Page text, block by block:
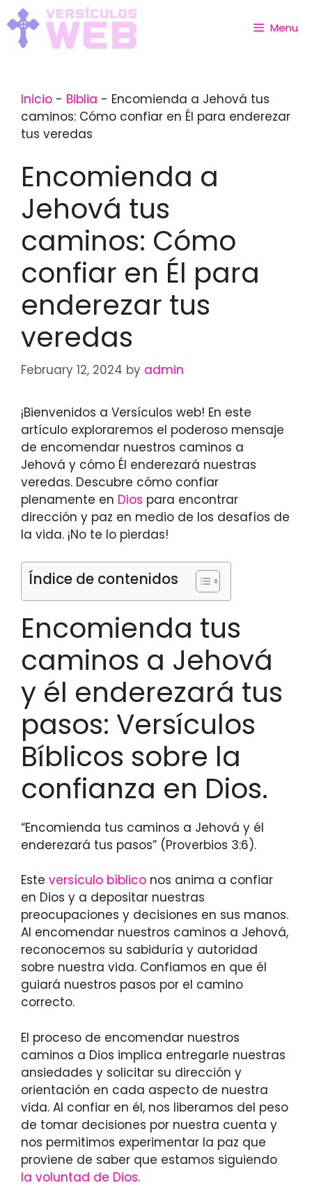
Skip
to
content
Menu
Inicio - Biblia - Encomienda a Jehová tus
caminos: Cómo confiar en Él para enderezar
tus veredas
Encomienda a
Jehová tus
caminos: Cómo
confiar en Él para
enderezar tus
veredas
February 12, 2024 by admin
¡Bienvenidos a Versículos web! En este
artículo exploraremos el poderoso mensaje
de encomendar nuestros caminos a
Jehová y cómo Él enderezará nuestras
veredas. Descubre cómo confiar
plenamente en Dios para encontrar
dirección y paz en medio de los desafíos de
la vida. ¡No te lo pierdas!
Índice de contenidos
Encomienda tus
caminos a Jehová
y él enderezará tus
pasos: Versículos
Bíblicos sobre la
confianza en Dios.
“Encomienda tus caminos a Jehová y él
enderezará tus pasos” (Proverbios 3:6).
Este versículo bíblico nos anima a confiar
en Dios y a depositar nuestras
preocupaciones y decisiones en sus manos.
Al encomendar nuestros caminos a Jehová,
reconocemos su sabiduría y autoridad
sobre nuestra vida. Confiamos en que él
guiará nuestros pasos por el camino
correcto.
El proceso de encomendar nuestros
caminos a Dios implica entregarle nuestras
ansiedades y solicitar su dirección y
orientación en cada aspecto de nuestra
vida. Al confiar en él, nos liberamos del peso
de tomar decisiones por nuestra cuenta y
nos permitimos experimentar la paz que
proviene de saber que estamos siguiendo
la voluntad de Dios.